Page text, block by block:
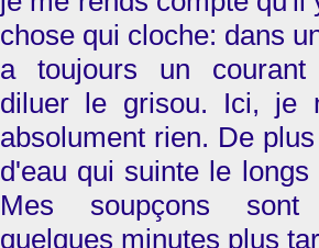
chose qui cloche: dans
a toujours un
diluer le grisou. Ici, je
absolument rien. De
d'eau qui suinte le longs
Mes soupçons sont
quelques minutes plus